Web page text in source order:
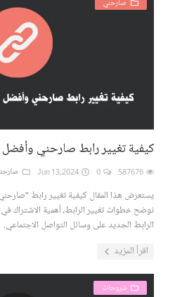
صارحني
كيفية تغيير رابط صارحني وأفضل
يستعرض هذا المقال كيفية تغيير رابط
نوضح خطوات تغيير الرابط، أهمية الاشتراك
الرابط الجديد على وسائل التواصل الاجتماعي.
اقرأ المزيد
شروحات